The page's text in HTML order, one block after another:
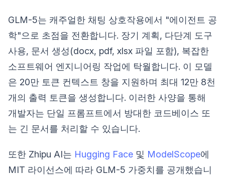
GLM-5는 캐주얼한 채팅 상호작용에서 "에이전트 공
학"으로 초점을 전환합니다. 장기 계획, 다단계 도구
사용, 문서 생성(docx, pdf, xlsx 파일 포함), 복잡한
소프트웨어 엔지니어링 작업에 탁월합니다. 이 모델
은 20만 토큰 컨텍스트 창을 지원하며 최대 12만 8천
개의 출력 토큰을 생성합니다. 이러한 사양을 통해
개발자는 단일 프롬프트에서 방대한 코드베이스 또
는 긴 문서를 처리할 수 있습니다.
또한 Zhipu AI는 Hugging Face 및 ModelScope에
MIT 라이선스에 따라 GLM-5 가중치를 공개했습니